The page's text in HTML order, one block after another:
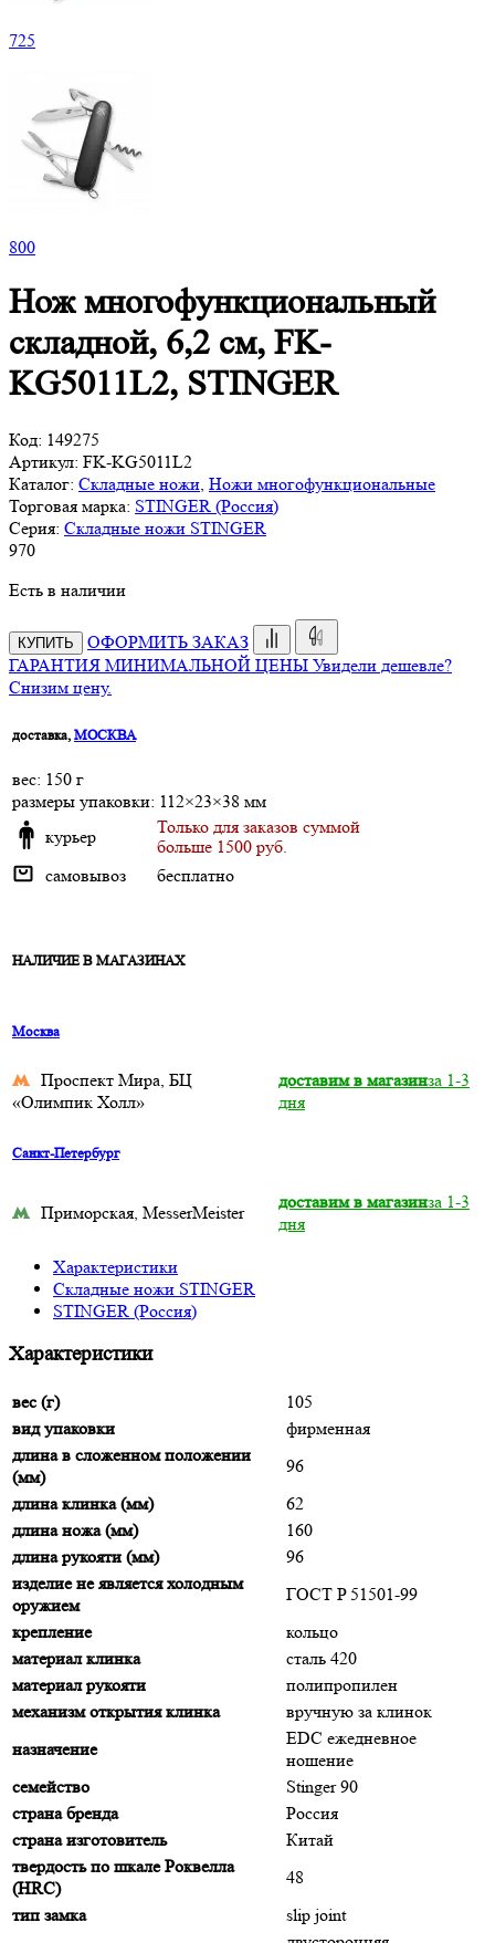
725
800
Нож многофункциональный
складной, 6,2 см, FK-
KG5011L2, STINGER
Код: 149275
Артикул: FK-KG5011L2
Каталог: Складные ножи Ножи многофункциональные
Торговая марка: STINGER (Россия)
Серия: Складные ножи STINGER
970
Есть в наличии
КУПИТЬ
ОФОРМИТЬ ЗАКАЗ
ГАРАНТИЯ МИНИМАЛЬНОЙ ЦЕНЫ Увидели дешевле?
Снизим цену.
доставка, МОСКВА
веc: 150 г
размеры упаковки: 112×23×38 мм
курьер
Только для заказов суммой
больше 1500 руб.
самовывоз
бесплатно
НАЛИЧИЕ В МАГАЗИНАХ
Москва
Проспект Мира, БЦ
«Олимпик Холл»
доставим в магазинза 1-3
дня
Санкт-Петербург
Приморская, MesserMeister
доставим в магазинза 1-3
дня
Характеристики
Складные ножи STINGER
STINGER (Россия)
Характеристики
вес (г)
105
вид упаковки
фирменная
длина в сложенном положении
(мм)
96
длина клинка (мм)
62
длина ножа (мм)
160
длина рукояти (мм)
96
изделие не является холодным
оружием
ГОСТ P 51501-99
крепление
кольцо
материал клинка
сталь 420
материал рукояти
полипропилен
механизм открытия клинка
вручную за клинок
назначение
EDC ежедневное
ношение
семейство
Stinger 90
страна бренда
Россия
страна изготовитель
Китай
твердость по шкале Роквелла
(HRC)
48
тип замка
slip joint